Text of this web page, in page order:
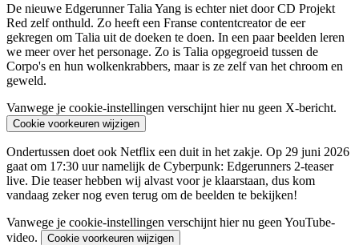
De nieuwe Edgerunner Talia Yang is echter niet door CD Projekt
Red zelf onthuld. Zo heeft een Franse contentcreator de eer
gekregen om Talia uit de doeken te doen. In een paar beelden leren
we meer over het personage. Zo is Talia opgegroeid tussen de
Corpo's en hun wolkenkrabbers, maar is ze zelf van het chroom en
geweld.
Vanwege je cookie-instellingen verschijnt hier nu geen X-bericht.
Cookie voorkeuren wijzigen
Ondertussen doet ook Netflix een duit in het zakje. Op 29 juni 2026
gaat om 17:30 uur namelijk de Cyberpunk: Edgerunners 2-teaser
live. Die teaser hebben wij alvast voor je klaarstaan, dus kom
vandaag zeker nog even terug om de beelden te bekijken!
Vanwege je cookie-instellingen verschijnt hier nu geen YouTube-
video.
Cookie voorkeuren wijzigen